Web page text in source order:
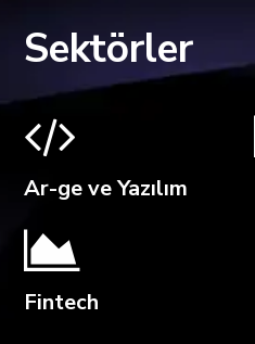
Sektörler
Ar-ge ve Yazılım
Fintech